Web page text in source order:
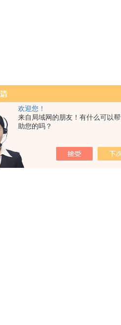
欢迎您！
来自局域网的朋友！有什么可以帮
助您的吗？